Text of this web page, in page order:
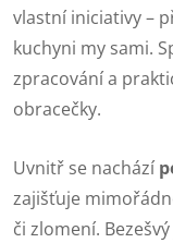
vlastní iniciativy –
kuchyni my sami.
zpracování a
obracečky.
Uvnitř se nachází
zajišťuje
či zlomení.